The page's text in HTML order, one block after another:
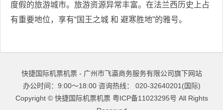
度假的旅游城市。旅游资源异常丰富。在法兰西历史上占
有重要地位，享有“国王之城 和 避寒胜地”的雅号。
快捷国际机票机票 - 广州市飞瀛商务服务有限公司旗下网站
办公时间：9:00～18:00 咨询热线： 020-32640201(国际)
Copyright © 快捷国际机票机票 粤ICP备11023295号 All Rights